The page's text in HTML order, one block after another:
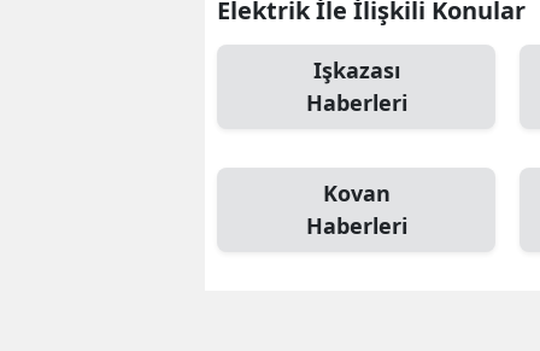
Elektrik İle İlişkili Konular
Işkazası
Haberleri
Kovan
Haberleri